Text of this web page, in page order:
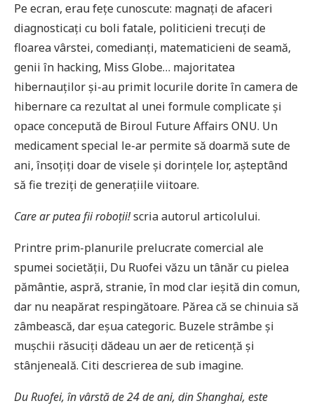
Pe ecran, erau fețe cunoscute: magnați de afaceri
diagnosticați cu boli fatale, politicieni trecuți de
floarea vârstei, comedianți, matematicieni de seamă,
genii în hacking, Miss Globe… majoritatea
hibernauților și-au primit locurile dorite în camera de
hibernare ca rezultat al unei formule complicate și
opace concepută de Biroul Future Affairs ONU. Un
medicament special le-ar permite să doarmă sute de
ani, însoțiți doar de visele și dorințele lor, așteptând
să fie treziți de generațiile viitoare.
Care ar putea fii roboții!scria autorul articolului.
Printre prim-planurile prelucrate comercial ale
spumei societății, Du Ruofei văzu un tânăr cu pielea
pământie, aspră, stranie, în mod clar ieșită din comun,
dar nu neapărat respingătoare. Părea că se chinuia să
zâmbească, dar eșua categoric. Buzele strâmbe și
mușchii răsuciți dădeau un aer de reticență și
stânjeneală. Citi descrierea de sub imagine.
Du Ruofei, în vârstă de 24 de ani, din Shanghai, este